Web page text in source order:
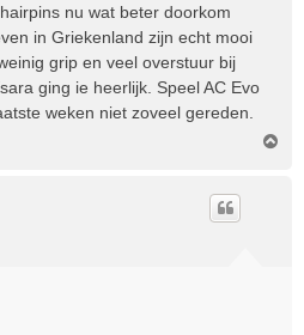
nu wat beter doorkom
in Griekenland zijn echt mooi
grip en veel overstuur bij
ging ie heerlijk. Speel AC Evo
weken niet zoveel gereden.